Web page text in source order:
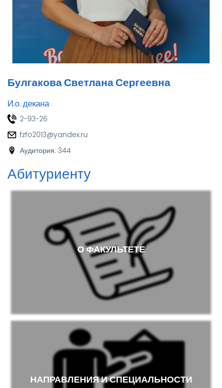
Булгакова Светлана Сергеевна
И.о. декана
2-93-26
fzfo2013@yandex.ru
Аудитория: 344
Абитуриенту
О ФАКУЛЬТЕТЕ
НАПРАВЛЕНИЯ И СПЕЦИАЛЬНОСТИ